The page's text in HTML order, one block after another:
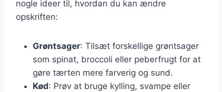
nogle ideer til, hvordan du kan ændre
opskriften:
Grøntsager: Tilsæt forskellige grøntsager
som spinat, broccoli eller peberfrugt for at
gøre tærten mere farverig og sund.
Kød: Prøv at bruge kylling, svampe eller